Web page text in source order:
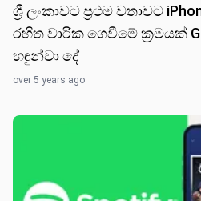
ශ්‍රී ලංකාවට ප්‍රථම වතාවට
රහිත වාරික ගෙවීමේ ක්‍රමයක්
හඳුන්වා දේ
over 5 years ago